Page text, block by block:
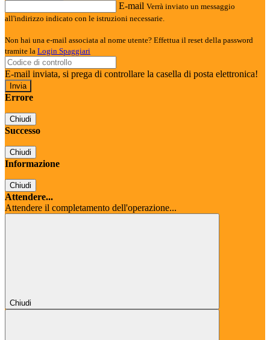
E-mail Verrà inviato un messaggio
all'indirizzo indicato con le istruzioni necessarie.
Non hai una e-mail associata al nome utente? Effettua il reset della password
tramite la Login Spaggiari
E-mail inviata, si prega di controllare la casella di posta elettronica!
Errore
Chiudi
Successo
Chiudi
Informazione
Chiudi
Attendere...
Attendere il completamento dell'operazione...
Chiudi